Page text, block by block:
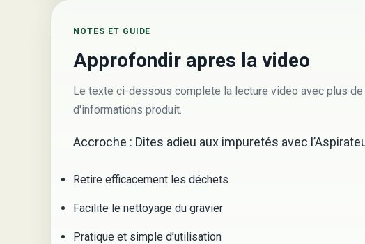
NOTES ET GUIDE
Approfondir apres la video
Le texte ci-dessous complete la lecture video avec plus
d'informations produit.
Accroche : Dites adieu aux impuretés avec
Retire efficacement les déchets
Facilite le nettoyage du gravier
Pratique et simple d’utilisation